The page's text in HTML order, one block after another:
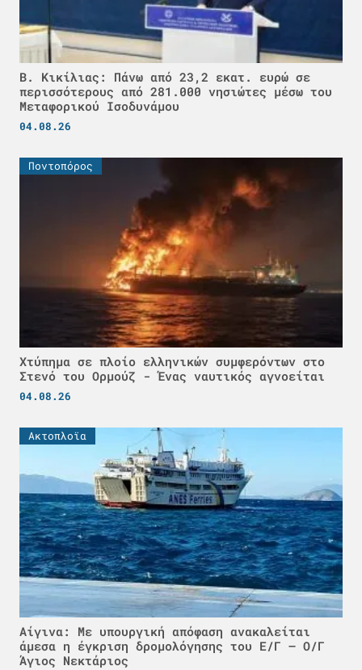
Β. Κικίλιας: Πάνω από 23,2 εκατ. ευρώ σε
περισσότερους από 281.000 νησιώτες μέσω του
Μεταφορικού Ισοδυνάμου
04.08.26
Ποντοπόρος
Χτύπημα σε πλοίο ελληνικών συμφερόντων στο
Στενό του Ορμούζ - Ένας ναυτικός αγνοείται
04.08.26
Ακτοπλοϊα
Αίγινα: Με υπουργική απόφαση ανακαλείται
άμεσα η έγκριση δρομολόγησης του Ε/Γ – Ο/Γ
Άγιος Νεκτάριος